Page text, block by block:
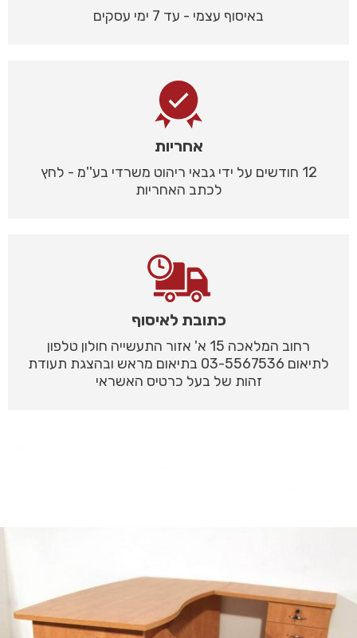
באיסוף עצמי - עד 7 ימי עסקים
אחריות
12 חודשים על ידי גבאי ריהוט משרדי בע''מ - לחץ
לכתב האחריות
כתובת לאיסוף
רחוב המלאכה 15 א' אזור התעשייה חולון טלפון
לתיאום 03-5567536 בתיאום מראש ובהצגת תעודת
זהות של בעל כרטיס האשראי